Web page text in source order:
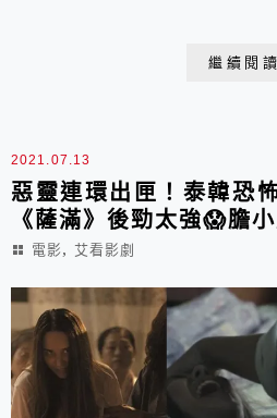
繼續閱讀
2021.07.13
惡靈連環出匣！泰韓恐
《薩滿》後勁太強😱膽小
電影, 艾看影劇